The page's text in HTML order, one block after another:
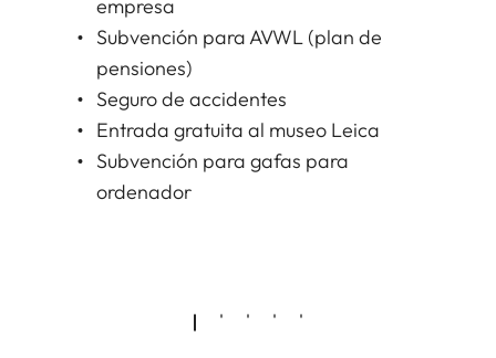
empresa
Subvención para AVWL (plan de
pensiones)
Seguro de accidentes
Entrada gratuita al museo Leica
Subvención para gafas para
ordenador